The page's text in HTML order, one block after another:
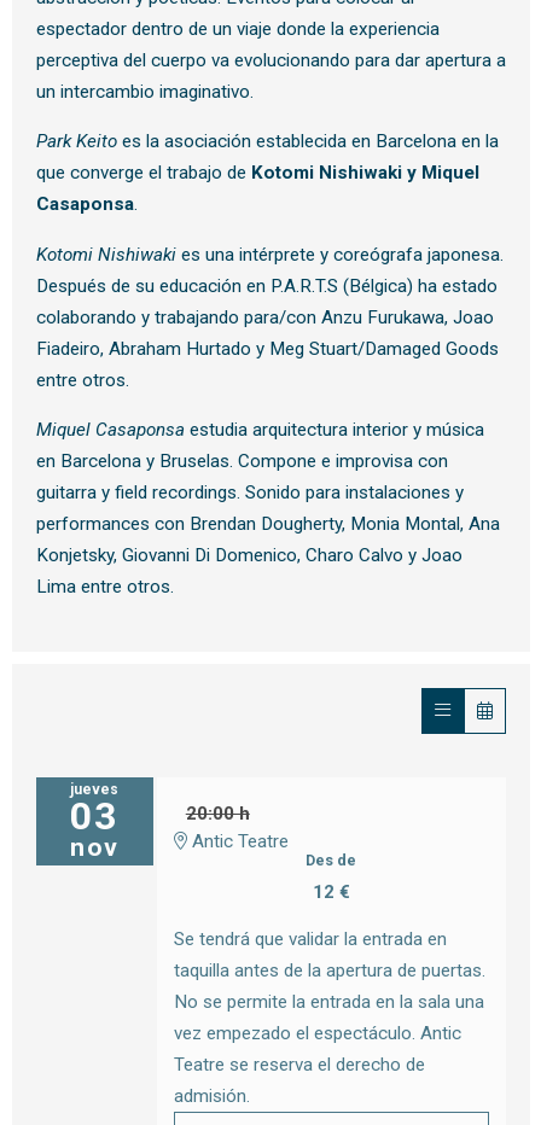
espectador dentro de un viaje donde la experiencia
perceptiva del cuerpo va evolucionando para dar apertura a
un intercambio imaginativo.
Park Keitoes la asociación establecida en Barcelona en la
que converge el trabajo de Kotomi Nishiwaki y Miquel
Casaponsa.
Kotomi Nishiwakies una intérprete y coreógrafa japonesa.
Después de su educación en P.A.R.T.S (Bélgica) ha estado
colaborando y trabajando para/con Anzu Furukawa, Joao
Fiadeiro, Abraham Hurtado y Meg Stuart/Damaged Goods
entre otros.
Miquel Casaponsa estudia arquitectura interior y música
en Barcelona y Bruselas. Compone e improvisa con
guitarra y field recordings. Sonido para instalaciones y
performances con Brendan Dougherty, Monia Montal, Ana
Konjetsky, Giovanni Di Domenico, Charo Calvo y Joao
Lima entre otros.
jueves
03
nov
20:00 h
Antic Teatre
Des de
12 €
Se tendrá que validar la entrada en
taquilla antes de la apertura de puertas.
No se permite la entrada en la sala una
vez empezado el espectáculo. Antic
Teatre se reserva el derecho de
admisión.